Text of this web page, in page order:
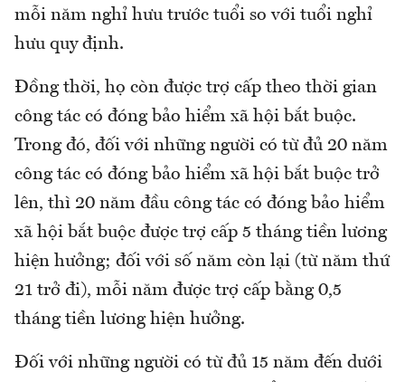
mỗi năm nghỉ hưu trước tuổi so với tuổi nghỉ
hưu quy định.
Đồng thời, họ còn được trợ cấp theo thời gian
công tác có đóng bảo hiểm xã hội bắt buộc.
Trong đó, đối với những người có từ đủ 20 năm
công tác có đóng bảo hiểm xã hội bắt buộc trở
lên, thì 20 năm đầu công tác có đóng bảo hiểm
xã hội bắt buộc được trợ cấp 5 tháng tiền lương
hiện hưởng; đối với số năm còn lại (từ năm thứ
21 trở đi), mỗi năm được trợ cấp bằng 0,5
tháng tiền lương hiện hưởng.
Đối với những người có từ đủ 15 năm đến dưới